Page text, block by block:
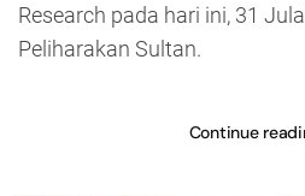
Research pada hari ini, 31
Peliharakan Sultan.
Continue